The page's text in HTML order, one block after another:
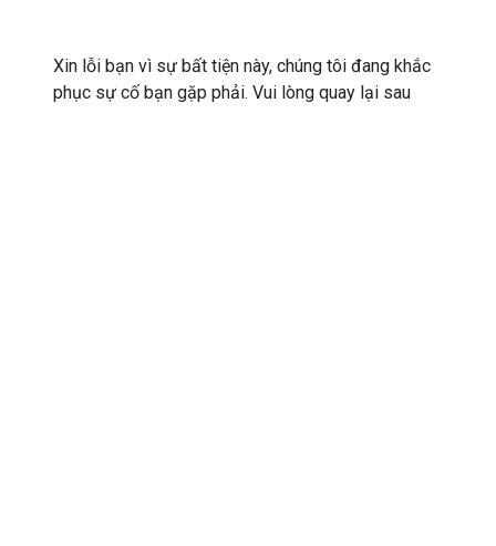
Xin lỗi bạn vì sự bất tiện này, chúng tôi đang khắc
phục sự cố bạn gặp phải. Vui lòng quay lại sau